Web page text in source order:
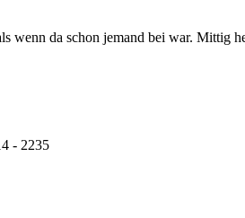
wenn da schon jemand bei war.
- 2235